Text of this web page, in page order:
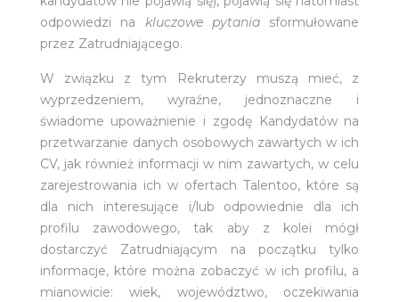
odpowiedzi na kluczowe pytania sformułowane
przez Zatrudniającego.
W związku z tym Rekruterzy muszą mieć, z
wyprzedzeniem, wyraźne, jednoznaczne i
świadome upoważnienie i zgodę Kandydatów na
przetwarzanie danych osobowych zawartych w ich
CV, jak również informacji w nim zawartych, w celu
zarejestrowania ich w ofertach Talentoo, które są
dla nich interesujące i/lub odpowiednie dla ich
profilu zawodowego, tak aby z kolei mógł
dostarczyć Zatrudniającym na początku tylko
informacje, które można zobaczyć w ich profilu, a
mianowicie: wiek, województwo, oczekiwania